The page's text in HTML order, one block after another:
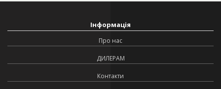
Інформація
Про нас
ДИЛЕРАМ
Контакти